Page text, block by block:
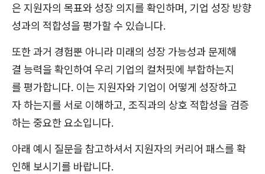
은 지원자의 목표와 성장 의지를 확인하며, 기업 성장 방향
성과의 적합성을 평가할 수 있습니다.
또한 과거 경험뿐 아니라 미래의 성장 가능성과 문제해
결 능력을 확인하여 우리 기업의 컬처핏에 부합하는지
를 평가합니다. 이는 지원자와 기업이 어떻게 성장하고
자 하는지를 서로 이해하고, 조직과의 상호 적합성을 검증
하는 중요한 요소입니다.
아래 예시 질문을 참고하셔서 지원자의 커리어 패스를 확
인해 보시기를 바랍니다.